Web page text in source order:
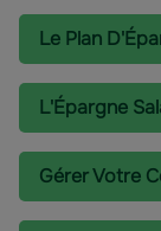
Le Plan
L'épargne
Gérer Votre